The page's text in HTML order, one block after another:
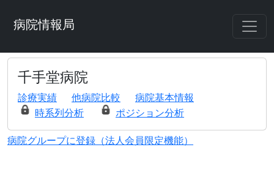
病院情報局
千手堂病院
診療実績 他病院比較
病院基本情報
時系列分析
ポジション分析
病院グループに登録（法人会員限定機能）